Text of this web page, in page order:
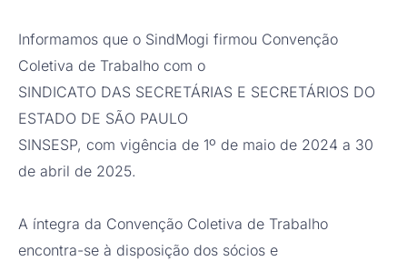
Informamos que o SindMogi firmou Convenção
Coletiva de Trabalho com o
SINDICATO DAS SECRETÁRIAS E SECRETÁRIOS DO
ESTADO DE SÃO PAULO
SINSESP, com vigência de 1º de maio de 2024 a 30
de abril de 2025.
A íntegra da Convenção Coletiva de Trabalho
encontra-se à disposição dos sócios e